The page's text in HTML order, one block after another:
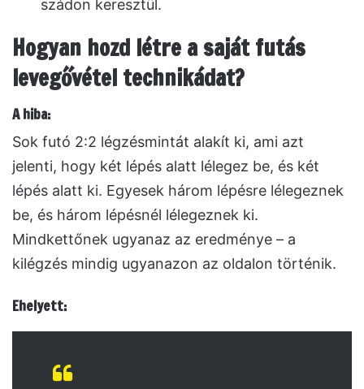
szádon keresztül.
Hogyan hozd létre a saját futás
levegővétel technikádat?
A hiba:
Sok futó 2:2 légzésmintát alakít ki, ami azt
jelenti, hogy két lépés alatt lélegez be, és két
lépés alatt ki. Egyesek három lépésre lélegeznek
be, és három lépésnél lélegeznek ki.
Mindkettőnek ugyanaz az eredménye – a
kilégzés mindig ugyanazon az oldalon történik.
Ehelyett: